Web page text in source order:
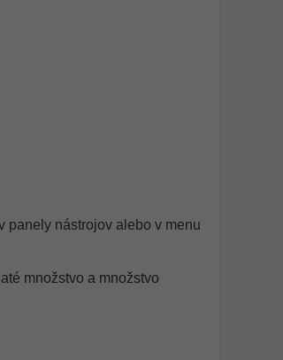
panely nástrojov alebo v menu
množstvo a množstvo